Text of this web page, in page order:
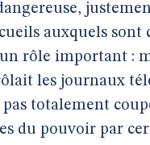
auxquels
rôle important :
les journaux
pas totalement
du pouvoir par